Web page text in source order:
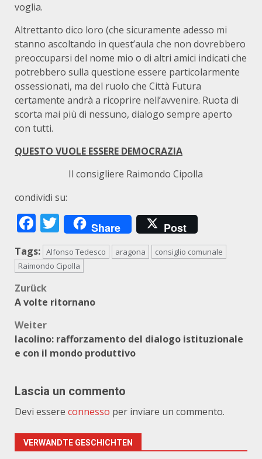
voglia.
Altrettanto dico loro (che sicuramente adesso mi
stanno ascoltando in quest’aula che non dovrebbero
preoccuparsi del nome mio o di altri amici indicati che
potrebbero sulla questione essere particolarmente
ossessionati, ma del ruolo che Città Futura
certamente andrà a ricoprire nell’avvenire. Ruota di
scorta mai più di nessuno, dialogo sempre aperto
con tutti.
QUESTO VUOLE ESSERE DEMOCRAZIA
Il consigliere Raimondo Cipolla
condividi su:
Facebook
Twitter
Share Post
Tags: Alfonso Tedesco aragona
consiglio comunale
Raimondo Cipolla
Beitragsnavigation
Zurück
A volte ritornano
Weiter
Iacolino: rafforzamento del dialogo istituzionale
e con il mondo produttivo
Lascia un commento
Devi essere connesso per inviare un commento.
VERWANDTE GESCHICHTEN